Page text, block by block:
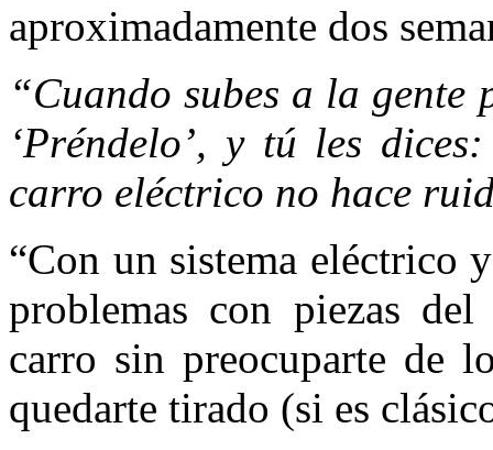
aproximadamente dos
“Cuando subes a la
‘Préndelo’, y tú les
carro eléctrico no hace
“Con un sistema eléctrico
problemas con piezas
carro sin preocuparte de
quedarte tirado (si es